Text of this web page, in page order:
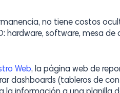
no tiene costos
software, mesa de
Web, la página web de
dashboards (tableros de